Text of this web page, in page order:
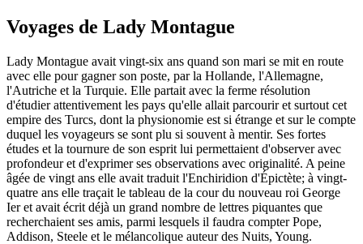
Voyages de Lady Montague
Lady Montague avait vingt-six ans quand son mari se mit en route
avec elle pour gagner son poste, par la Hollande, l'Allemagne,
l'Autriche et la Turquie. Elle partait avec la ferme résolution
d'étudier attentivement les pays qu'elle allait parcourir et surtout cet
empire des Turcs, dont la physionomie est si étrange et sur le compte
duquel les voyageurs se sont plu si souvent à mentir. Ses fortes
études et la tournure de son esprit lui permettaient d'observer avec
profondeur et d'exprimer ses observations avec originalité. A peine
âgée de vingt ans elle avait traduit l'Enchiridion d'Épictète; à vingt-
quatre ans elle traçait le tableau de la cour du nouveau roi George
Ier et avait écrit déjà un grand nombre de lettres piquantes que
recherchaient ses amis, parmi lesquels il faudra compter Pope,
Addison, Steele et le mélancolique auteur des Nuits, Young.